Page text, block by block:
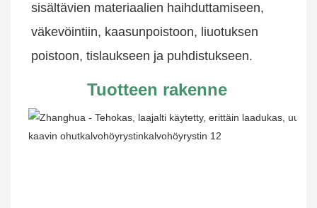
sisältävien materiaalien haihduttamiseen,
väkevöintiin, kaasunpoistoon, liuotuksen
poistoon, tislaukseen ja puhdistukseen.
Tuotteen rakenne